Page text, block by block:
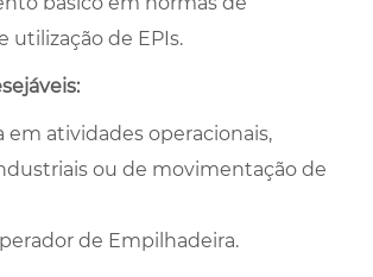
utilização de EPIs.
em atividades operacionais,
ou de movimentação de
de Empilhadeira.